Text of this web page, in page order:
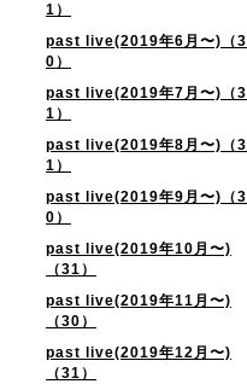
1）
past live(2019年6月〜)（3
0）
past live(2019年7月〜)（3
1）
past live(2019年8月〜)（3
1）
past live(2019年9月〜)（3
0）
past live(2019年10月〜)
（31）
past live(2019年11月〜)
（30）
past live(2019年12月〜)
（31）